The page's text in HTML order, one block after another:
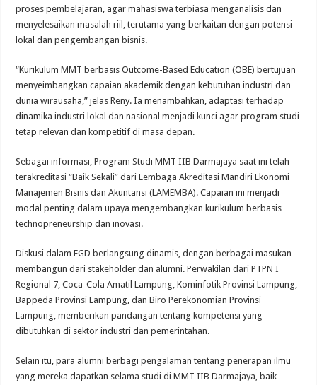
proses pembelajaran, agar mahasiswa terbiasa menganalisis dan
menyelesaikan masalah riil, terutama yang berkaitan dengan potensi
lokal dan pengembangan bisnis.
“Kurikulum MMT berbasis Outcome-Based Education (OBE) bertujuan
menyeimbangkan capaian akademik dengan kebutuhan industri dan
dunia wirausaha,” jelas Reny. Ia menambahkan, adaptasi terhadap
dinamika industri lokal dan nasional menjadi kunci agar program studi
tetap relevan dan kompetitif di masa depan.
Sebagai informasi, Program Studi MMT IIB Darmajaya saat ini telah
terakreditasi “Baik Sekali” dari Lembaga Akreditasi Mandiri Ekonomi
Manajemen Bisnis dan Akuntansi (LAMEMBA). Capaian ini menjadi
modal penting dalam upaya mengembangkan kurikulum berbasis
technopreneurship dan inovasi.
Diskusi dalam FGD berlangsung dinamis, dengan berbagai masukan
membangun dari stakeholder dan alumni. Perwakilan dari PTPN I
Regional 7, Coca-Cola Amatil Lampung, Kominfotik Provinsi Lampung,
Bappeda Provinsi Lampung, dan Biro Perekonomian Provinsi
Lampung, memberikan pandangan tentang kompetensi yang
dibutuhkan di sektor industri dan pemerintahan.
Selain itu, para alumni berbagi pengalaman tentang penerapan ilmu
yang mereka dapatkan selama studi di MMT IIB Darmajaya, baik